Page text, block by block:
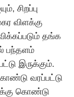
சிறப்பு
விளக்கு
தங்க
பந்தளம்
இருக்கும்.
வரப்பட்டு
கொண்டு